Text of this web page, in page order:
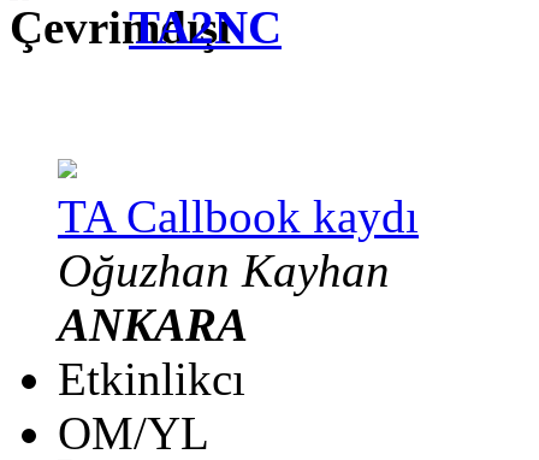
TA2NC
TA Callbook kaydı
Oğuzhan Kayhan
ANKARA
Etkinlikcı
OM/YL